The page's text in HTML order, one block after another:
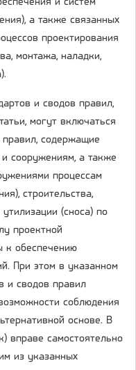
и систем
а также связанных
проектирования
монтажа, наладки,
и сводов правил,
могут включаться
содержащие
сооружениям, а также
процессам
строительства,
(сноса) по
проектной
к обеспечению
При этом в указанном
и сводов правил
соблюдения
основе. В
вправе самостоятельно
из указанных